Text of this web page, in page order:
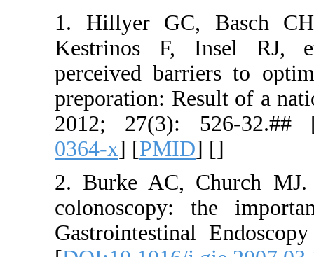
1.
Kestrinos
perceived
2012;
0364-x
2. Burke